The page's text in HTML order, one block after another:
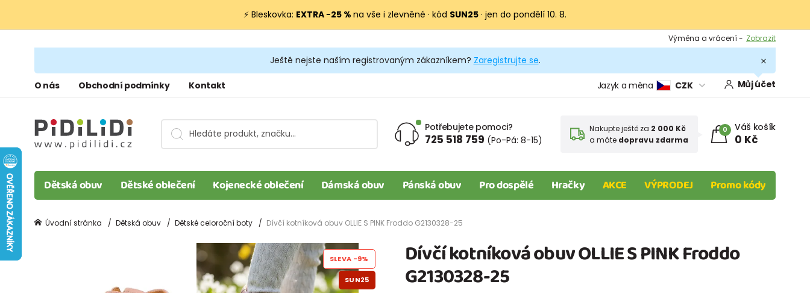
⚡ Bleskovka: EXTRA −25 % na vše i zlevněné · kód SUN25 · jen do pondělí 10. 8.
Sleva 100 Kč na první nákup -
Podmínky
Ještě nejste naším registrovaným zákazníkem? Zaregistrujte se.
O nás Obchodní podmínky Kontakt Jazyk a měna CZK Můj účet
Potřebujete pomoci?
725 518 759 (Po-Pá: 8-15)
Nakupte ještě za 2 000 Kč
a máte dopravu zdarma
0 Váš košík
0 Kč
Dětská obuv Dětské oblečení Kojenecké oblečení Dámská obuv Pánská obuv Pro dospělé Hračky AKCE VÝPRODEJ Promo kódy
Úvodní stránka Dětská obuv Dětské celoroční boty Dívčí kotníková obuv OLLIE S PINK Froddo G2130328-25
Dívčí kotníková obuv OLLIE S PINK Froddo
G2130328-25
SLEVA -9%
SUN25